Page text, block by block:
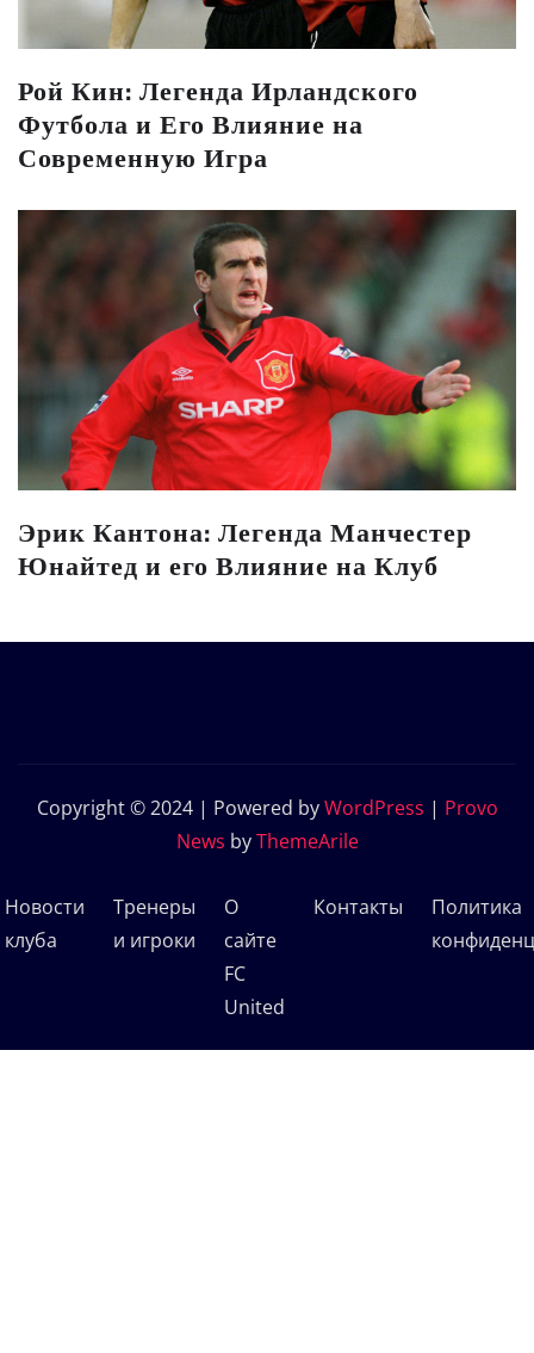
Рой Кин: Легенда Ирландского
Футбола и Его Влияние на
Современную Игра
Эрик Кантона: Легенда Манчестер
Юнайтед и его Влияние на Клуб
Copyright © 2024 | Powered byWordPress | Provo
News byThemeArile
Новости
клуба
Тренеры
и игроки
О
сайте
FC
United
Контакты
Политика